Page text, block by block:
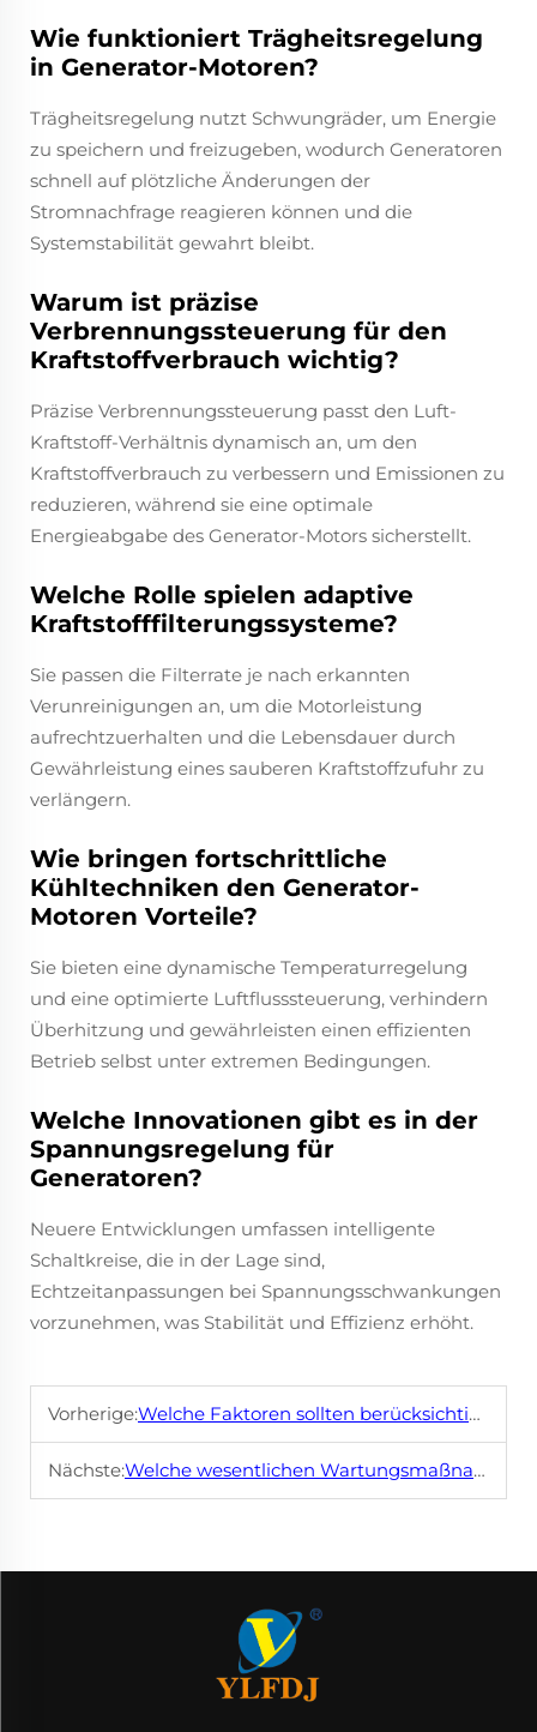
Wie funktioniert Trägheitsregelung
in Generator-Motoren?
Trägheitsregelung nutzt Schwungräder, um Energie
zu speichern und freizugeben, wodurch Generatoren
schnell auf plötzliche Änderungen der
Stromnachfrage reagieren können und die
Systemstabilität gewahrt bleibt.
Warum ist präzise
Verbrennungssteuerung für den
Kraftstoffverbrauch wichtig?
Präzise Verbrennungssteuerung passt den Luft-
Kraftstoff-Verhältnis dynamisch an, um den
Kraftstoffverbrauch zu verbessern und Emissionen zu
reduzieren, während sie eine optimale
Energieabgabe des Generator-Motors sicherstellt.
Welche Rolle spielen adaptive
Kraftstofffilterungssysteme?
Sie passen die Filterrate je nach erkannten
Verunreinigungen an, um die Motorleistung
aufrechtzuerhalten und die Lebensdauer durch
Gewährleistung eines sauberen Kraftstoffzufuhr zu
verlängern.
Wie bringen fortschrittliche
Kühltechniken den Generator-
Motoren Vorteile?
Sie bieten eine dynamische Temperaturregelung
und eine optimierte Luftflusssteuerung, verhindern
Überhitzung und gewährleisten einen effizienten
Betrieb selbst unter extremen Bedingungen.
Welche Innovationen gibt es in der
Spannungsregelung für
Generatoren?
Neuere Entwicklungen umfassen intelligente
Schaltkreise, die in der Lage sind,
Echtzeitanpassungen bei Spannungsschwankungen
vorzunehmen, was Stabilität und Effizienz erhöht.
Vorherige:Welche Faktoren sollten berücksichtigt werden, wenn man den richtigen Generatormotor für den industriellen Einsatz auswählt?
Nächste:Welche wesentlichen Wartungsmaßnahmen sorgen dafür, dass ein GeneratorMotor effizient läuft?